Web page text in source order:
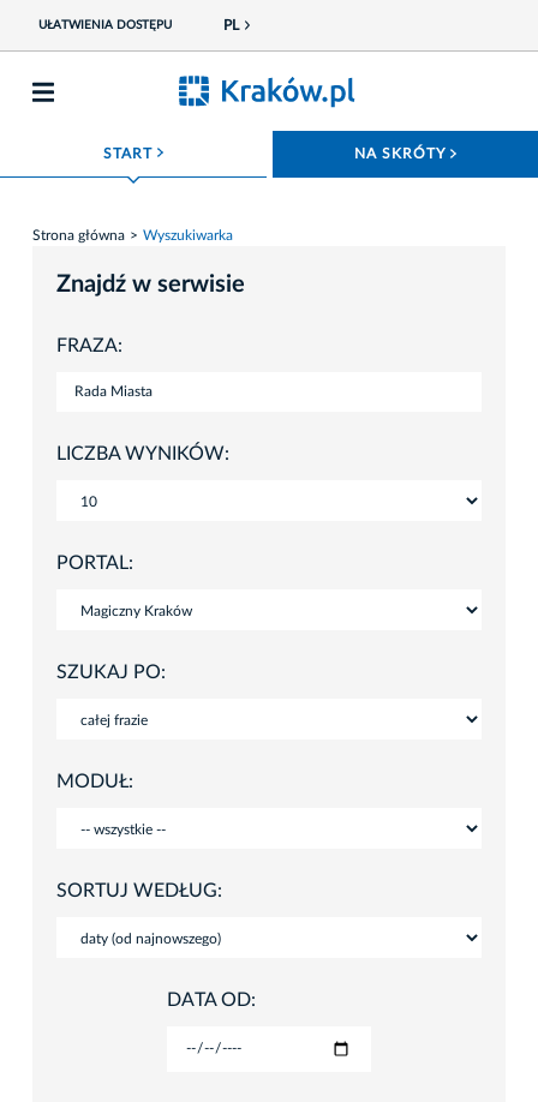
UŁATWIENIA DOSTĘPU PL
START ROZWIŃ MENU NA SKRÓTY
Strona główna Wyszukiwarka
Znajdź w serwisie
FRAZA:
LICZBA WYNIKÓW:
PORTAL:
SZUKAJ PO:
MODUŁ:
SORTUJ WEDŁUG:
DATA OD: